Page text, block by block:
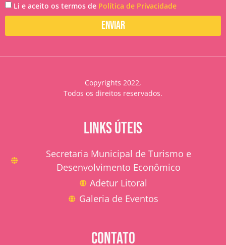
Li e aceito os termos de Política de Privacidade
Enviar
Copyrights 2022,
Todos os direitos reservados.
LINKS ÚTEIS
Secretaria Municipal de Turismo e
Desenvolvimento Econômico
Adetur Litoral
Galeria de Eventos
CONTATO